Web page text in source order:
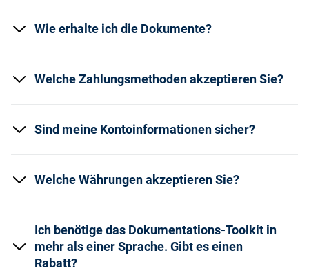
Wie erhalte ich die Dokumente?
Welche Zahlungsmethoden akzeptieren Sie?
Sind meine Kontoinformationen sicher?
Welche Währungen akzeptieren Sie?
Ich benötige das Dokumentations-Toolkit in
mehr als einer Sprache. Gibt es einen
Rabatt?